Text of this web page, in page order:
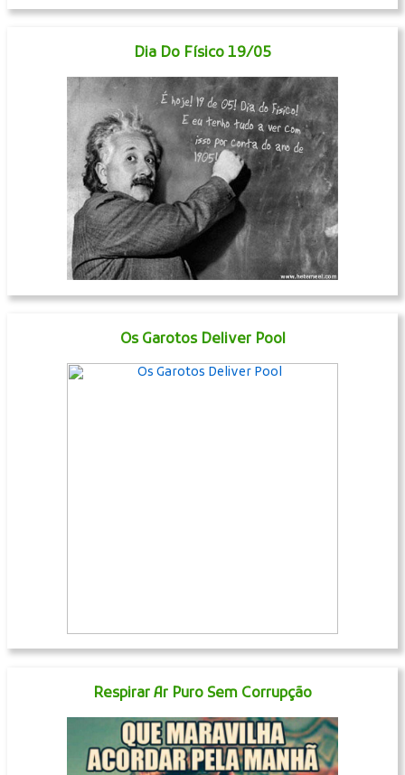
Dia Do Físico 19/05
Os Garotos Deliver Pool
Respirar Ar Puro Sem Corrupção